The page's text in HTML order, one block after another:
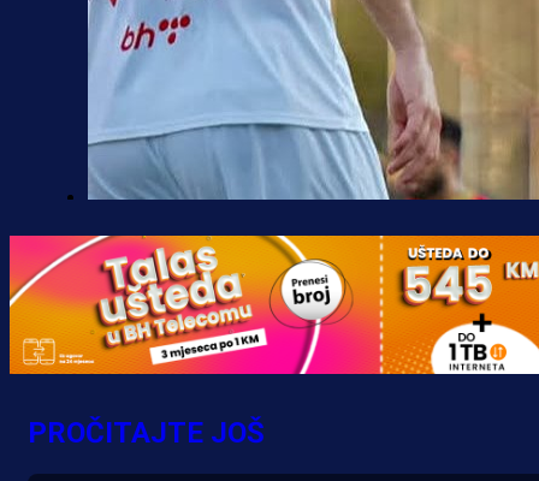
Borac do pobjede, ali scene iz
Banje Luke zgrozile javnost:
zbog skandiranja Ratku Mladiću!
PROČITAJTE JOŠ